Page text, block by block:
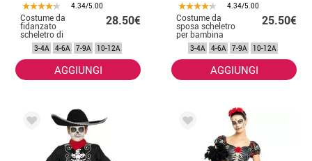
4.34/5.00
Costume da
fidanzato
scheletro di
Catrín per
bambino
28.50€
3-4A 4-6A 7-9A 10-12A
AGGIUNGI
4.34/5.00
Costume da
sposa scheletro
per bambina
25.50€
3-4A 4-6A 7-9A 10-12A
AGGIUNGI